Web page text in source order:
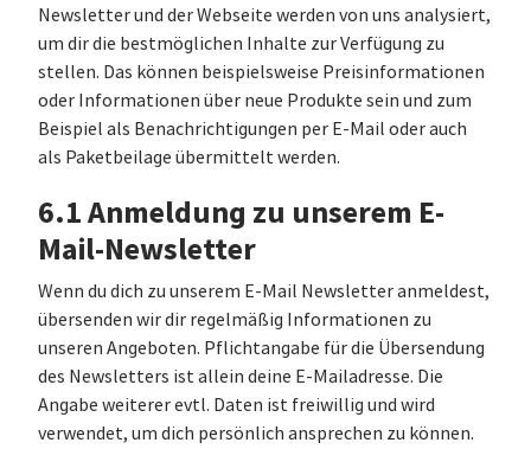
Newsletter und der Webseite werden von uns analysiert,
um dir die bestmöglichen Inhalte zur Verfügung zu
stellen. Das können beispielsweise Preisinformationen
oder Informationen über neue Produkte sein und zum
Beispiel als Benachrichtigungen per E-Mail oder auch
als Paketbeilage übermittelt werden.
6.1 Anmeldung zu unserem E-
Mail-Newsletter
Wenn du dich zu unserem E-Mail Newsletter anmeldest,
übersenden wir dir regelmäßig Informationen zu
unseren Angeboten. Pflichtangabe für die Übersendung
des Newsletters ist allein deine E-Mailadresse. Die
Angabe weiterer evtl. Daten ist freiwillig und wird
verwendet, um dich persönlich ansprechen zu können.